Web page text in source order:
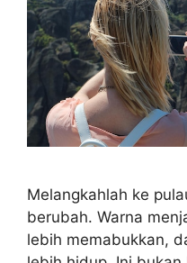
Melangkahlah ke
berubah. Warna
lebih memabukkan,